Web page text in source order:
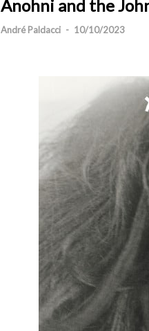
Anohni and the
André Paldacci - 10/10/2023